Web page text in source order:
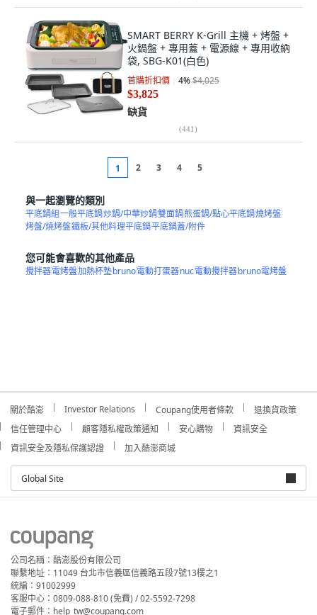
SMART BERRY K-Grill 主機 + 烤盤 +
火鍋盤 + 專用蓋 + 電源線 + 專用收納
袋, SBG-K01(白色)
首購折扣價 4%$4,025
$3,825
缺貨
(441)
1 2 3 4 5
與一起瀏覽的類別
平底鍋組一般平底鍋炒鍋/中華炒鍋雙面鍋煎蛋鍋/點心平底鍋燒烤盤
烤盤/燒烤盤鐵板/其他料理平底鍋平底鍋蓋/附件
您可能會喜歡的其他產品
攪拌器電烤盤加熱杯墊bruno電動打蛋器nuc電動攪拌器bruno電烤盤
關於酷澎 Investor Relations Coupang使用者條款
退換貨政策
信任管理中心
顧客隱私權政策通知 安心購物
資訊安全
資訊安全及隱私保護認證
加入酷澎商城
Global Site
公司名稱：酷澎股份有限公司
聯繫地址：11049 台北市信義區信義路五段7號13樓之1
統編：91002999
客服中心：0809-088-810 (免費) / 02-5592-7298
電子郵件：help_tw@coupang.com